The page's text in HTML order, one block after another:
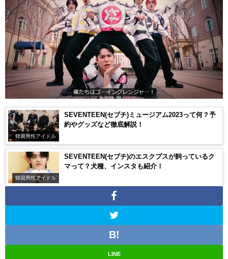
韓国男性アイドル
SEVENTEEN(セブチ)ミュージアム2023って何？予
約やグッズなど徹底解説！
韓国男性アイドル
SEVENTEEN(セブチ)のエスクプスが飼っているク
マって？犬種、インスタも紹介！
LINE